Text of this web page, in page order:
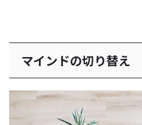
マインドの切り替え